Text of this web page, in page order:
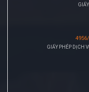
GIẤY PHÉP DỊCH